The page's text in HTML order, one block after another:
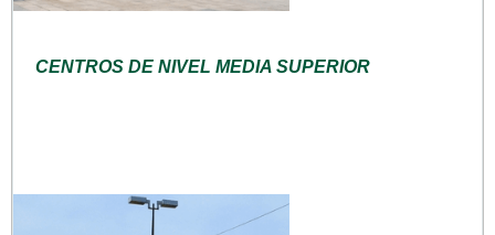
CENTROS DE NIVEL MEDIA SUPERIOR